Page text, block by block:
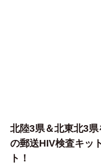
北陸3県＆北東北3
の郵送HIV検査キッ
ト！